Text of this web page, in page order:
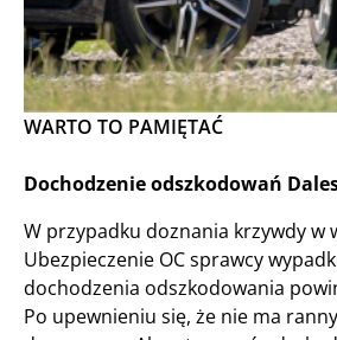
WARTO TO PAMIĘTAĆ
Dochodzenie odszkodowań
W przypadku doznania krzywdy w
Ubezpieczenie OC sprawcy
dochodzenia odszkodowania
Po upewnieniu się, że nie ma